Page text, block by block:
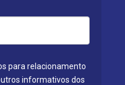
para relacionamento
informativos dos